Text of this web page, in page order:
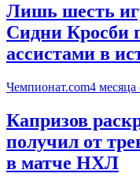
Лишь шесть
Сидни Кросби
ассистами в
Чемпионат.com4 месяца
Капризов
получил от
в матче НХЛ